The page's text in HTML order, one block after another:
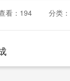
看：194 分类